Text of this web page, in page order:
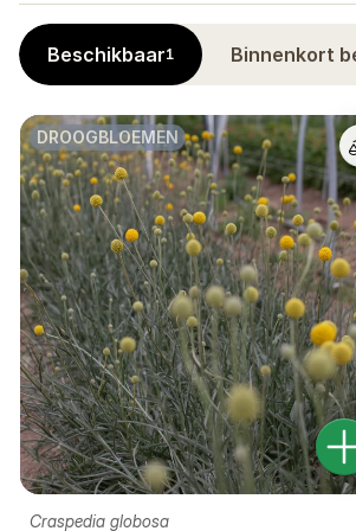
Beschikbaar1 Binnenkort
DROOGBLOEMEN
Craspedia globosa